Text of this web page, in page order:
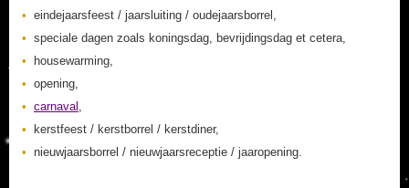
eindejaarsfeest / jaarsluiting / oudejaarsborrel,
speciale dagen zoals koningsdag, bevrijdingsdag et cetera,
housewarming,
opening,
carnaval ,
kerstfeest / kerstborrel / kerstdiner,
nieuwjaarsborrel / nieuwjaarsreceptie / jaaropening.